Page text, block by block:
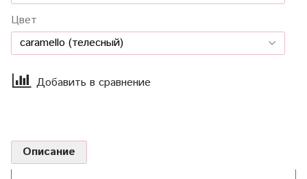
Цвет
Добавить в сравнение
Описание